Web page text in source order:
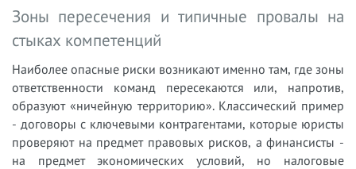
Зоны пересечения и типичные провалы на
стыках компетенций
Наиболее опасные риски возникают именно там, где зоны
ответственности команд пересекаются или, напротив,
образуют «ничейную территорию». Классический пример
- договоры с ключевыми контрагентами, которые юристы
проверяют на предмет правовых рисков, а финансисты -
на предмет экономических условий, но налоговые